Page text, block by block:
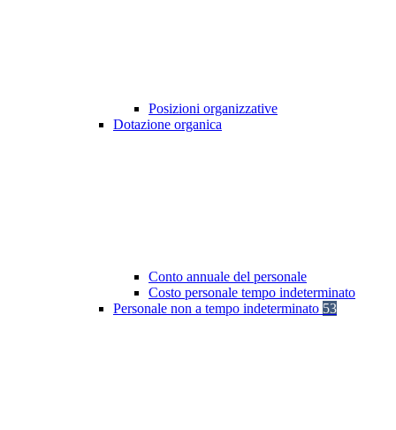
Posizioni organizzative
Dotazione organica
Conto annuale del personale
Costo personale tempo indeterminato
Personale non a tempo indeterminato 53